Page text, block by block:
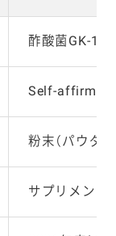
酢酸菌 GK-1
Self-affirmed
粉末（パウダー
サプリメント